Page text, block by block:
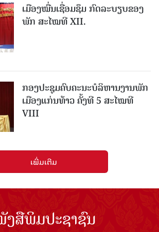
ເມືອງ​ໝື່ນເຊື່ອມຊຶມ ກົດລະບຽບຂອງ
ພັກ ສະໄໝທີ XII.
ກອງປະຊຸມຄົບຄະນະບໍລິຫານງານພັກ
ເມືອງແກ່ນ​ທ້າວ ຄັ້ງທີ 5 ສະໄໝທີ
VIII
ເພີ່ມເຕີມ
ສືພິມປະຊາຊົນ